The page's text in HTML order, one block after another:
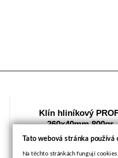
Klín hliníkový
260x40mm 800gr
Tato webová stránka používá
Na těchto stránkách fungují